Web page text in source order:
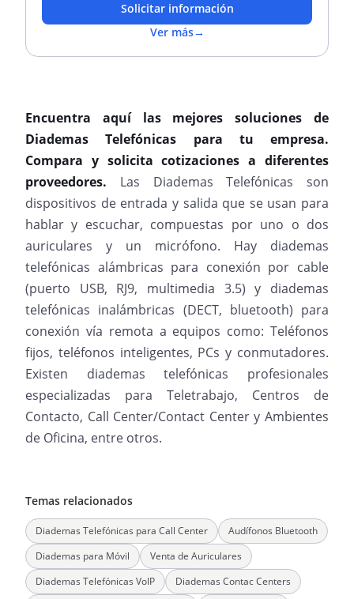
Solicitar información
Ver más→
Encuentra aquí las mejores soluciones de
Diademas Telefónicas para tu empresa.
Compara y solicita cotizaciones a diferentes
proveedores. Las Diademas Telefónicas son
dispositivos de entrada y salida que se usan para
hablar y escuchar, compuestas por uno o dos
auriculares y un micrófono. Hay diademas
telefónicas alámbricas para conexión por cable
(puerto USB, RJ9, multimedia 3.5) y diademas
telefónicas inalámbricas (DECT, bluetooth) para
conexión vía remota a equipos como: Teléfonos
fijos, teléfonos inteligentes, PCs y conmutadores.
Existen diademas telefónicas profesionales
especializadas para Teletrabajo, Centros de
Contacto, Call Center/Contact Center y Ambientes
de Oficina, entre otros.
Temas relacionados
Diademas Telefónicas para Call Center
Audífonos Bluetooth
Diademas para Móvil
Venta de Auriculares
Diademas Telefónicas VoIP
Diademas Contac Centers